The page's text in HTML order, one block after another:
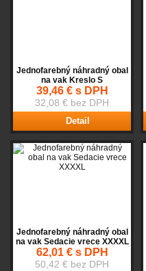
Jednofarebný náhradný obal
na vak Kreslo S
39,46 € s DPH
32,08 € bez DPH
Detail
Jednofarebný náhradný obal
na vak Sedacie vrece XXXXL
62,01 € s DPH
50,42 € bez DPH